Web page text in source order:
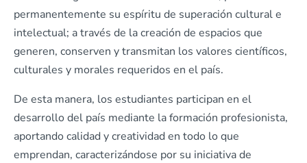
permanentemente su espíritu de superación cultural e
intelectual; a través de la creación de espacios que
generen, conserven y transmitan los valores científicos,
culturales y morales requeridos en el país.
De esta manera, los estudiantes participan en el
desarrollo del país mediante la formación profesionista,
aportando calidad y creatividad en todo lo que
emprendan, caracterizándose por su iniciativa de